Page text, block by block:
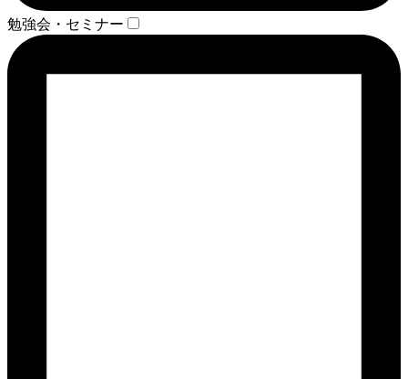
勉強会・セミナー